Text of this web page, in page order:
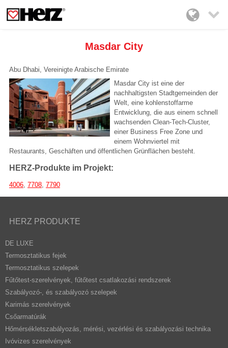

Masdar City
Abu Dhabi, Vereinigte Arabische Emirate
Masdar City ist eine der
nachhaltigsten Stadtgemeinden der
Welt, eine kohlenstoffarme
Entwicklung, die aus einem schnell
wachsenden Clean-Tech-Cluster,
einer Business Free Zone und
einem Wohnviertel mit
Restaurants, Geschäften und öffentlichen Grünflächen besteht.
HERZ-Produkte im Projekt:
4006, 7708, 7790
HERZ PRODUKTE
DE LUXE
Termosztatikus fejek
Termosztatikus szelepek
Fűtőtest-szerelvények, fűtőtest csatlakozási rendszerek
Szabályozó-, és szabályozó szelepek
Karimás szerelvények
Csőarmatúrák
Hőmérsékletszabályozás, mérési, vezérlési és szabályozási technika
Ivóvizes szerelvények